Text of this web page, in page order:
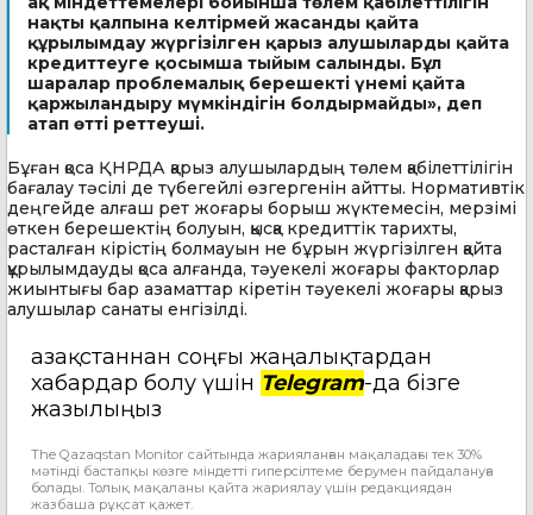
нақты қалпына келтірмей жасанды қайта
құрылымдау жүргізілген қарыз алушыларды қайта
кредиттеуге қосымша тыйым салынды. Бұл
шаралар проблемалық берешекті үнемі қайта
қаржыландыру мүмкіндігін болдырмайды», деп
атап өтті реттеуші.
Бұған қоса ҚНРДА қарыз алушылардың төлем қабілеттілігін
бағалау тәсілі де түбегейлі өзгергенін айтты. Нормативтік
деңгейде алғаш рет жоғары борыш жүктемесін, мерзімі
өткен берешектің болуын, қысқа кредиттік тарихты,
расталған кірістің болмауын не бұрын жүргізілген қайта
құрылымдауды қоса алғанда, тәуекелі жоғары факторлар
жиынтығы бар азаматтар кіретін тәуекелі жоғары қарыз
алушылар санаты енгізілді.
Қазақстаннан соңғы жаңалықтардан
хабардар болу үшін Telegram-да бізге
жазылыңыз
The Qazaqstan Monitor сайтында жарияланған мақаладағы тек 30%
мәтінді бастапқы көзге міндетті гиперсілтеме берумен пайдалануға
болады. Толық мақаланы қайта жариялау үшін редакциядан
жазбаша рұқсат қажет.